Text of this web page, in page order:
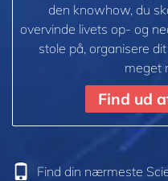
den knowhow, du
overvinde livets op- og
stole på, organisere
meget
Find ud
Find din nærmeste